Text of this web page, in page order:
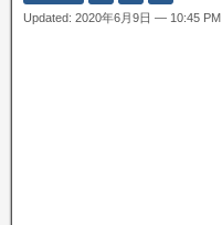
Updated: 2020年6月9日 — 10:45 PM